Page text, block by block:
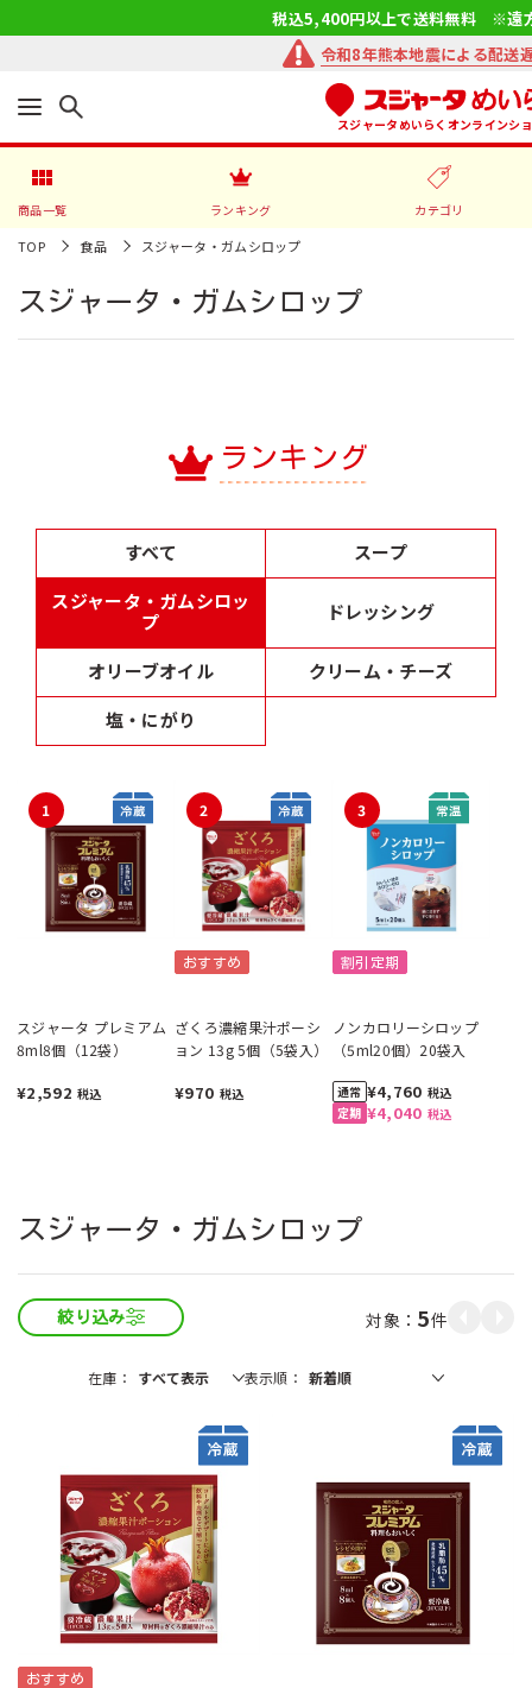
税込5,400円以上で送料無料 ※遠
令和8年熊本地震による配送
スジャータめいらくオンラインシ
商品一覧 ランキング カテゴリ
TOP 食品 スジャータ・ガムシロップ
スジャータ・ガムシロップ
ランキング
すべて
スープ
スジャータ・ガムシロッ
プ
ドレッシング
オリーブオイル
クリーム・チーズ
塩・にがり
1
スジャータ プレミアム
8ml8個（12袋）
¥2,592 税込
2
おすすめ
ざくろ濃縮果汁ポーシ
ョン 13g 5個（5袋入）
¥970 税込
3
割引定期
ノンカロリーシロップ
（5ml20個）20袋入
¥4,040 税込
¥4,760 税込
スジャータ・ガムシロップ
絞り込み 5件
在庫 表示順
おすすめ